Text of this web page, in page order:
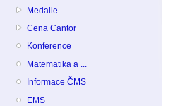
Medaile
Cena Cantor
Konference
Matematika a ...
Informace ČMS
EMS